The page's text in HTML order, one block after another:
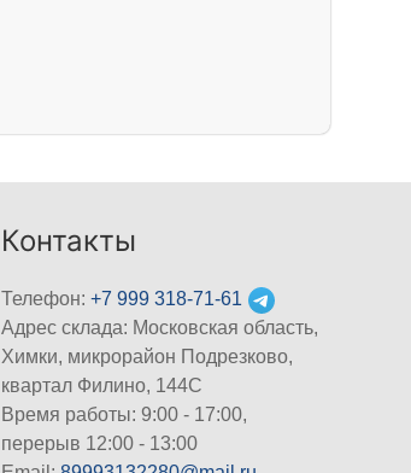
Контакты
Телефон:+7 999 318-71-61
Адрес склада: Московская область,
Химки, микрорайон Подрезково,
квартал Филино, 144С
Время работы: 9:00 - 17:00,
перерыв 12:00 - 13:00